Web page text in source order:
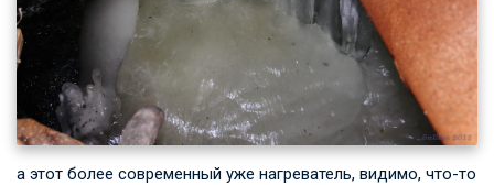
а этот более современный уже нагреватель, видимо, что-то